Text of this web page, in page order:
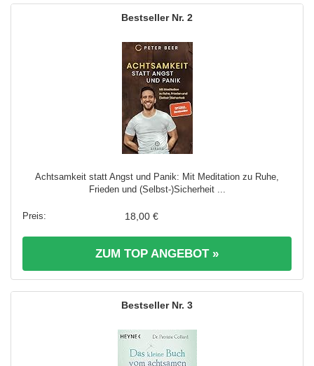
2
Achtsamkeit statt Angst und Panik: Mit Meditation zu Ruhe,
Frieden und (Selbst-)Sicherheit ...
18,00 €
ZUM TOP ANGEBOT »
3